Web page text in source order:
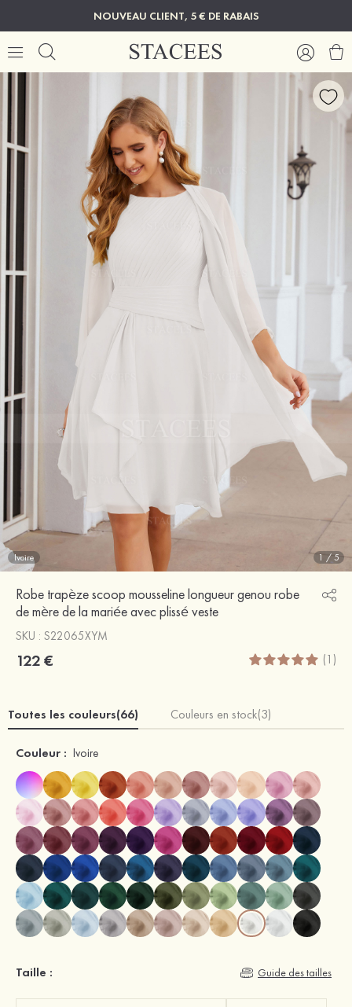
NOUVEAU CLIENT, 5 € DE RABAIS
Ivoire 1 /5
Robe trapèze scoop mousseline longueur genou robe
de mère de la mariée avec plissé veste
SKU : S22065XYM
122 € (1)
Toutes les couleurs(66) Couleurs en stock(3)
Couleur : Ivoire
Taille : Guide des tailles